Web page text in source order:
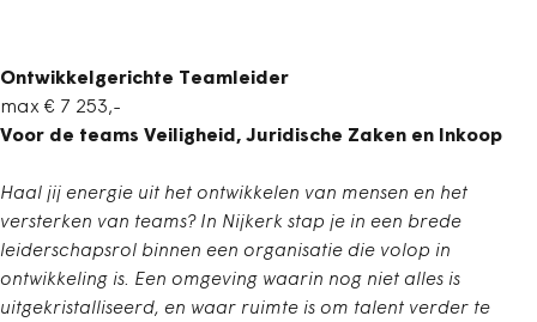
Ontwikkelgerichte Teamleider
max € 7 253,-
Voor de teams Veiligheid, Juridische Zaken en Inkoop
Haal jij energie uit het ontwikkelen van mensen en het
versterken van teams? In Nijkerk stap je in een brede
leiderschapsrol binnen een organisatie die volop in
ontwikkeling is. Een omgeving waarin nog niet alles is
uitgekristalliseerd, en waar ruimte is om talent verder te